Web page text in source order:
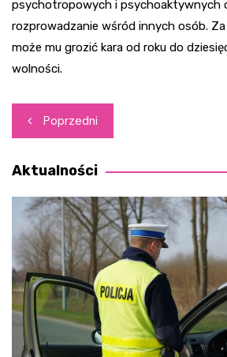
psychotropowych i psychoaktywnych
rozprowadzanie wśród innych osób.
może mu grozić kara od roku do
wolności.
Nawigacja
wpisu
Poprzedni
Aktualności